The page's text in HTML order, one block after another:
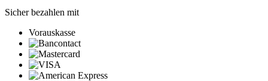
Sicher bezahlen mit
Vorauskasse